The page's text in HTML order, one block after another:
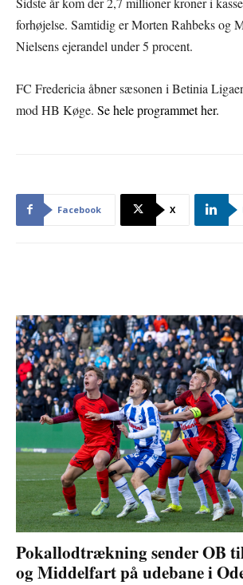
forhøjelse. Samtidig er Morten Rahbeks og
Nielsens ejerandel under 5 procent.
FC Fredericia åbner sæsonen i Betinia
mod HB Køge. Se hele programmet her.
Facebook X
Pokallodtrækning sender OB
og Middelfart på udebane i